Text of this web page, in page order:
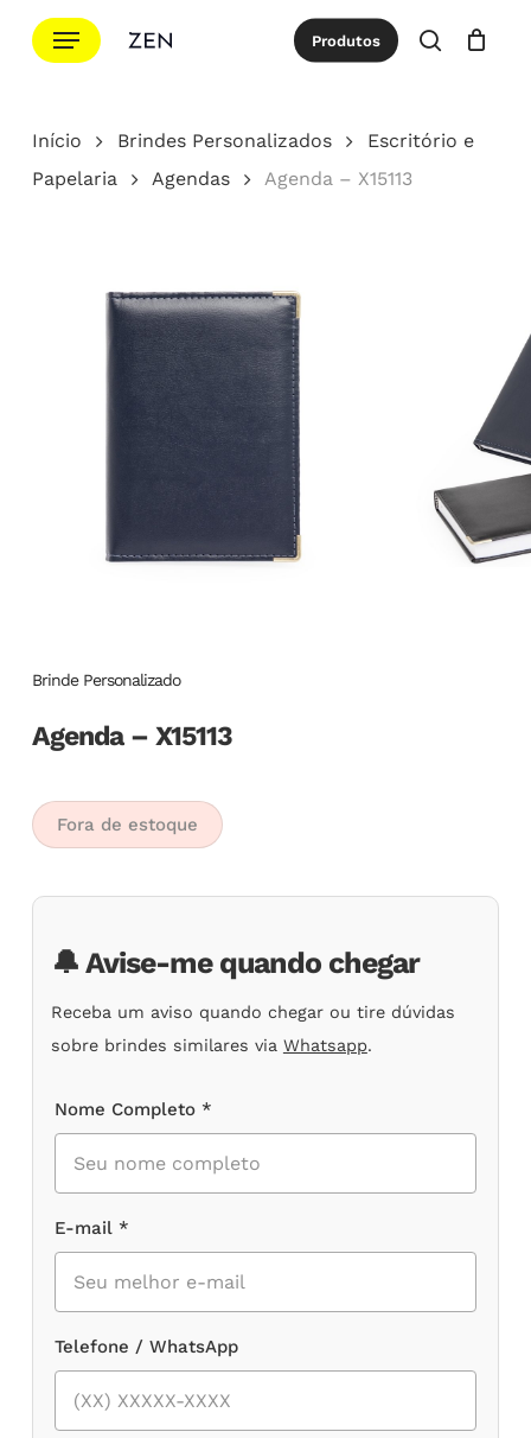
para
principal
Menu Produtos
procurar
Cotação Close
Início Brindes Personalizados
Escritório e
Papelaria
Agendas Agenda – X15113
Brinde Personalizado
Agenda – X15113
Fora de estoque
🔔 Avise-me quando chegar
Receba um aviso quando chegar ou tire dúvidas
sobre brindes similares via Whatsapp.
Nome Completo *
E-mail *
Telefone / WhatsApp